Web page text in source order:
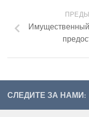
СЛЕДИТЕ ЗА НАМИ: